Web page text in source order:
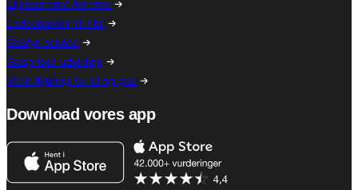
Elpriser time for time
Ladestander til elbil
Gasfyr service
Gaspriser udvikling
Meld flytning for el og gas
Download vores app